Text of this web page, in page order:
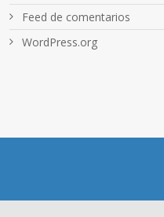
Feed de comentarios
WordPress.org